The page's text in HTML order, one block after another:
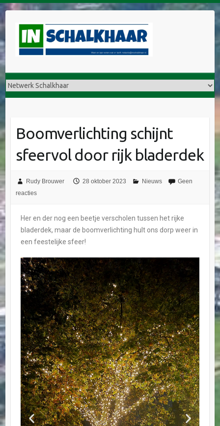
Boomverlichting schijnt
sfeervol door rijk bladerdek
Rudy Brouwer 28 oktober 2023 Nieuws
Geen
reacties
Her en der nog een beetje verscholen tussen het rijke
bladerdek, maar de boomverlichting hult ons dorp weer in
een feestelijke sfeer!